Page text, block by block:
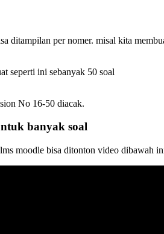
per nomer. misal kita
seperti ini sebanyak 50 soal
No 16-50 diacak.
banyak soal
moodle bisa ditonton video dibawah